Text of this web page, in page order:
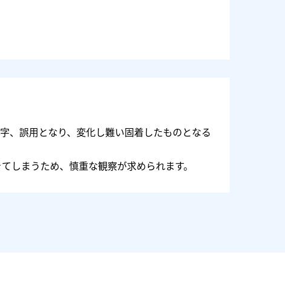
、誤用となり、変化し難い固着したものとなる
まうため、慎重な観察が求められます。